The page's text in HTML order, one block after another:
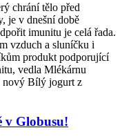
chrání tělo před
je v dnešní době
imunitu je celá řada.
vzduch a sluníčku i
produkt podporující
vedla Mlékárnu
nový Bílý jogurt z
v Globusu!